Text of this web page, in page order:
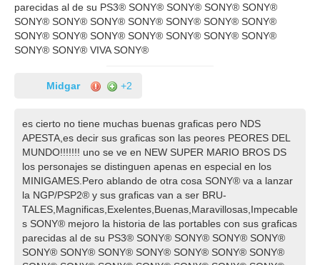
parecidas al de su PS3® SONY® SONY® SONY® SONY®
SONY® SONY® SONY® SONY® SONY® SONY® SONY®
SONY® SONY® SONY® SONY® SONY® SONY® SONY®
SONY® SONY® VIVA SONY®
Midgar +2
es cierto no tiene muchas buenas graficas pero NDS
APESTA,es decir sus graficas son las peores PEORES DEL
MUNDO!!!!!!! uno se ve en NEW SUPER MARIO BROS DS
los personajes se distinguen apenas en especial en los
MINIGAMES.Pero ablando de otra cosa SONY® va a lanzar
la NGP/PSP2® y sus graficas van a ser BRU-
TALES,Magnificas,Exelentes,Buenas,Maravillosas,Impecable
s SONY® mejoro la historia de las portables con sus graficas
parecidas al de su PS3® SONY® SONY® SONY® SONY®
SONY® SONY® SONY® SONY® SONY® SONY® SONY®